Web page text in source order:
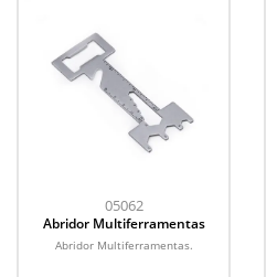
05062
Abridor Multiferramentas
Abridor Multiferramentas.